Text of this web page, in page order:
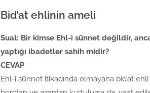
Bid’at ehlinin ameli
Sual: Bir kimse Ehl-i sünnet değildir,
yaptığı ibadetler sahih midir?
CEVAP
Ehl-i sünnet itikadında olmayana bid’at